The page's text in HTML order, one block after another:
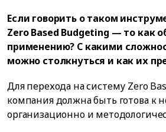
Если говорить о таком
Zero Based Budgeting — то как
применению? С какими
можно столкнуться и как их
Для перехода на систему Zero
компания должна быть готова к
организационно и